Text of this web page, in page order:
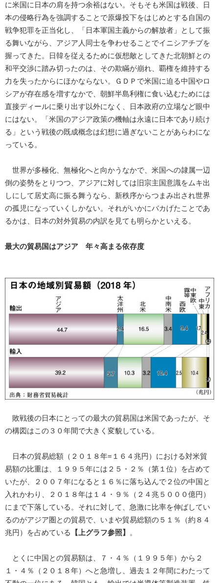
に米国に日本の肩を持つ余裕はない。そもそも米国は戦後、日
本の侵略行為を強調することで原爆投下をはじめとする自国の
戦争犯罪を正当化し、「日本軍国主義からの解放者」として振
る舞いながら、アジア人同士を争わせることでイニシアチブを
握ってきた。日韓を従えるために仮想敵としてきた北朝鮮との
和平交渉に踏み切ったのは、その欺瞞が崩れ、覇権を維持する
力を失ったからにほかならない。ＧＤＰで米国に迫る中国やロ
シアが存在感を増すなかで、朝鮮半島利権に食い込むためには
直接ディールに乗り出す以外になく、日本政府の立場など眼中
にはない。「米国のアジア政策の機軸は永遠に日本であり続け
る」という戦後の既成概念は幻想に過ぎないことがあらわにな
っている。
世界が多極化、無極化へと向かうなかで、米国への隷属一辺
倒の姿勢をとりつつ、アジアに対しては旧宗主国意識をムキ出
しにして居丈高に振る舞うなら、新秩序からつまみ出され世界
の孤児になっていくしかない。それがいかにバカげたことであ
るかは、日本の対外貿易の内訳を見ても明らかといえる。
最大の貿易国はアジア 年々高まる依存度
敗戦後の日本にとっての最大の貿易国は米国であったが、そ
の構図はこの３０年間で大きく変貌している。
日本の貿易総額（２０１８年=１６４兆円）における対米貿
易額の比重は、１９９５年には２５・２％（第１位）を占めて
いたが、２００７年になると１６％に落ち込んで２位の中国と
入れかわり、２０１８年は１４・９％（２４兆５０００億円）
にまで下落している。それに対して、急激に比率を伸ばしてい
るのがアジア圏との貿易で、いまや貿易総額の５１％（約８４
兆円）を占めている
【上グラフ参照】 。
とくに中国との貿易額は、７・４％（１９９５年）から２
１・４％（２０１８年）へと急増し、過去１２年間にわたって